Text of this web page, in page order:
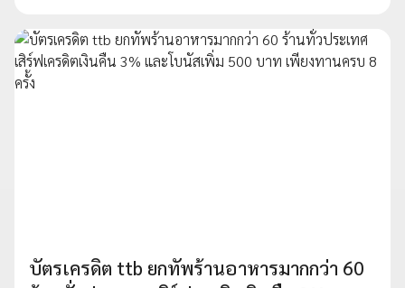
บัตรเครดิต ttb ยกทัพร้านอาหารมากกว่า 60